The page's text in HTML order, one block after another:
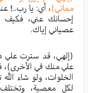
مماتي)، أي: يا رب..!
إحسانك عني،
عصياني إياك.
(إلهي، قد سترت علي
علي منك في الأخرى)،
الخلوات، ولو شاء
لكل معصية،